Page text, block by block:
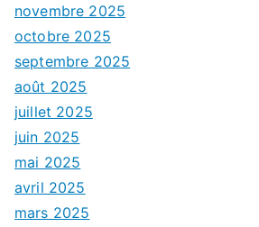
novembre 2025
octobre 2025
septembre 2025
août 2025
juillet 2025
juin 2025
mai 2025
avril 2025
mars 2025